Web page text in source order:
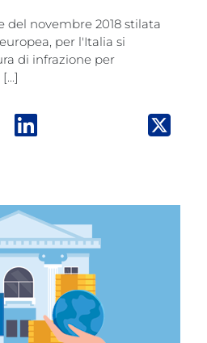
del novembre 2018 stilata
per l'Italia si
di infrazione per
una nuova finestra
Linkedin: apre una